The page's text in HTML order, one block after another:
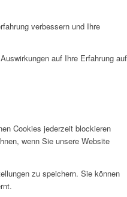
verbessern und Ihre
auf Ihre Erfahrung auf
Cookies jederzeit blockieren
wenn Sie unsere Website
zu speichern. Sie können